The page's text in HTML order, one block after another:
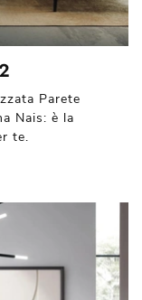
Parete
Nais: è la
te.